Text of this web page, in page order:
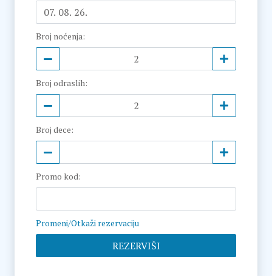
Broj noćenja:
Broj odraslih:
Broj dece:
Promo kod:
Promeni/Otkaži rezervaciju
REZERVIŠI